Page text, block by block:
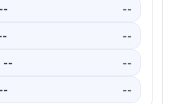
niye imza atsın?’
Saygı' Yürüyüşü ve
"Tuzla
-- --
--
-- --
-- --